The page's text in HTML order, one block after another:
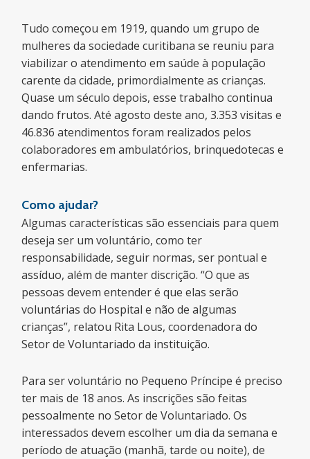
Tudo começou em 1919, quando um grupo de
mulheres da sociedade curitibana se reuniu para
viabilizar o atendimento em saúde à população
carente da cidade, primordialmente as crianças.
Quase um século depois, esse trabalho continua
dando frutos. Até agosto deste ano, 3.353 visitas e
46.836 atendimentos foram realizados pelos
colaboradores em ambulatórios, brinquedotecas e
enfermarias.
Como ajudar?
Algumas características são essenciais para quem
deseja ser um voluntário, como ter
responsabilidade, seguir normas, ser pontual e
assíduo, além de manter discrição. “O que as
pessoas devem entender é que elas serão
voluntárias do Hospital e não de algumas
crianças”, relatou Rita Lous, coordenadora do
Setor de Voluntariado da instituição.
Para ser voluntário no Pequeno Príncipe é preciso
ter mais de 18 anos. As inscrições são feitas
pessoalmente no Setor de Voluntariado. Os
interessados devem escolher um dia da semana e
período de atuação (manhã, tarde ou noite), de